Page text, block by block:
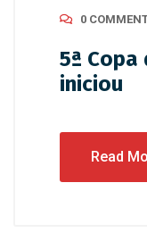
0
5ª
iniciou
Read